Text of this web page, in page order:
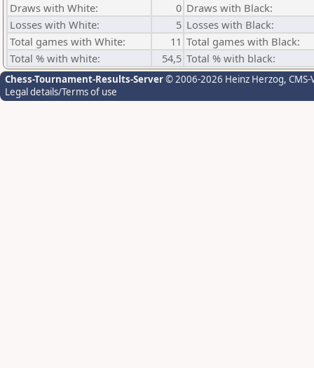
Draws with White:
0 Draws with Black:
Losses with White:
5 Losses with Black:
Total games with White:
11 Total games with Black:
Total % with white:
54,5 Total % with black:
Chess-Tournament-Results-Server© 2006-2026 Heinz Herzog,
Legal details/Terms of use